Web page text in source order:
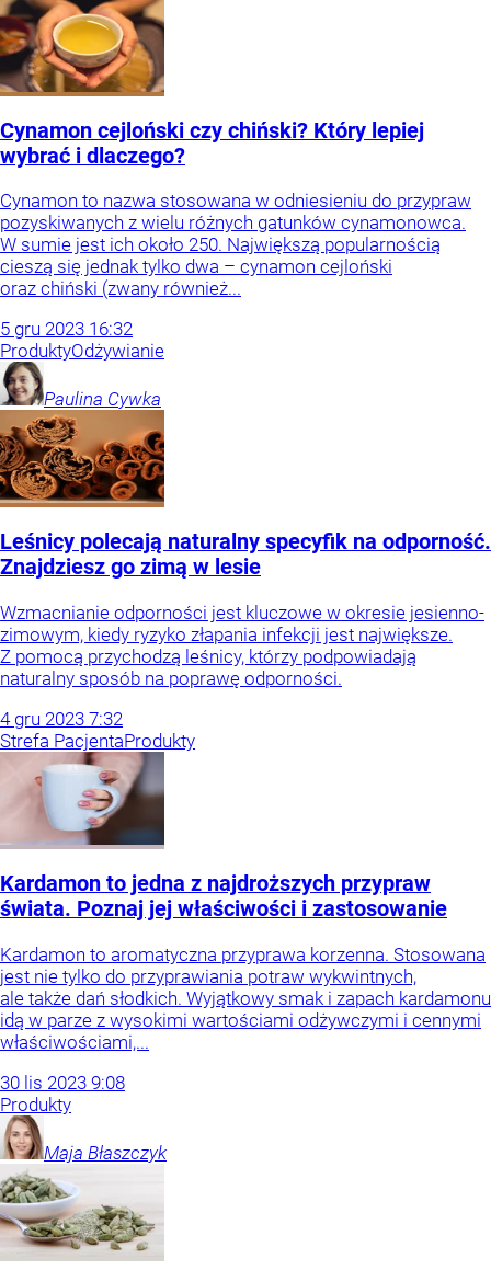
Cynamon cejloński czy chiński? Który lepiej
wybrać i dlaczego?
Cynamon to nazwa stosowana w odniesieniu do przypraw
pozyskiwanych z wielu różnych gatunków cynamonowca.
W sumie jest ich około 250. Największą popularnością
cieszą się jednak tylko dwa – cynamon cejloński
oraz chiński (zwany również...
5 gru 2023 16:32
ProduktyOdżywianie
Paulina Cywka
Leśnicy polecają naturalny specyfik na odporność.
Znajdziesz go zimą w lesie
Wzmacnianie odporności jest kluczowe w okresie jesienno-
zimowym, kiedy ryzyko złapania infekcji jest największe.
Z pomocą przychodzą leśnicy, którzy podpowiadają
naturalny sposób na poprawę odporności.
4 gru 2023 7:32
Strefa PacjentaProdukty
Kardamon to jedna z najdroższych przypraw
świata. Poznaj jej właściwości i zastosowanie
Kardamon to aromatyczna przyprawa korzenna. Stosowana
jest nie tylko do przyprawiania potraw wykwintnych,
ale także dań słodkich. Wyjątkowy smak i zapach kardamonu
idą w parze z wysokimi wartościami odżywczymi i cennymi
właściwościami,...
30 lis 2023 9:08
Produkty
Maja Błaszczyk